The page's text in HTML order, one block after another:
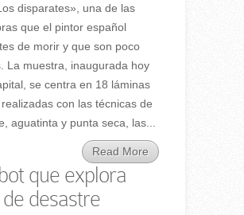
disparates», una de las
que el pintor español
de morir y que son poco
La muestra, inaugurada hoy
se centra en 18 láminas
con las técnicas de
aguatinta y punta seca, las...
Read More
que explora
desastre